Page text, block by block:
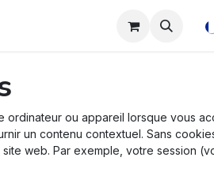
ou appareil lorsque vous
un contenu contextuel. Sans
web. Par exemple, votre session